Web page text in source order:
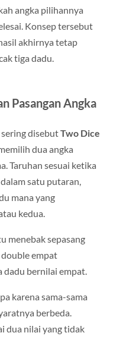
angka pilihannya
Konsep tersebut
akhirnya tetap
tiga dadu.
Pasangan Angka
disebutTwo Dice
dua angka
Taruhan sesuai ketika
satu putaran,
mana yang
kedua.
menebak sepasang
double empat
dadu bernilai empat.
karena sama-sama
berbeda.
dua nilai yang tidak